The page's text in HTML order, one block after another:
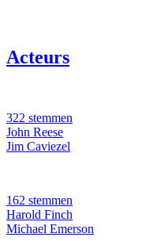
Acteurs
322 stemmen
John Reese
Jim Caviezel
162 stemmen
Harold Finch
Michael Emerson